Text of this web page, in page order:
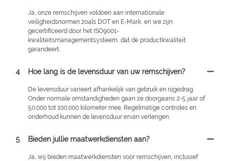
Ja, onze remschijven voldoen aan internationale
veiligheidsnormen zoals DOT en E-Mark, en we zijn
gecertificeerd door het ISO9001-
kwaliteitsmanagementsysteem, dat de productkwaliteit
garandeert.
4 Hoe lang is de levensduur van uw remschijven?
De levensduur varieert afhankelijk van gebruik en rijgedrag.
Onder normale omstandigheden gaan ze doorgaans 2-5 jaar of
50.000 tot 100.000 kilometer mee. Regelmatige controles en
onderhoud kunnen de levensduur ervan verlengen.
5 Bieden jullie maatwerkdiensten aan?
Ja, wij bieden maatwerkdiensten voor remschijven, inclusief